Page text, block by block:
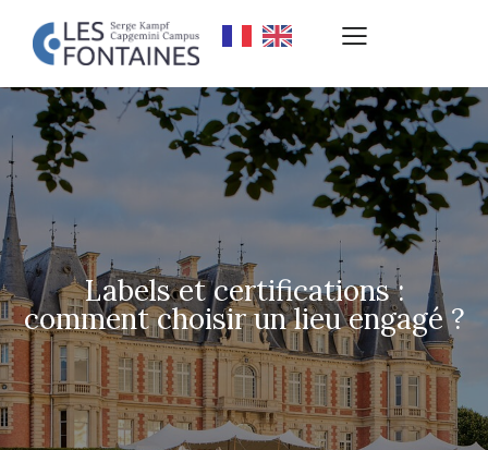
Labels et certifications :
comment choisir un lieu engagé ?